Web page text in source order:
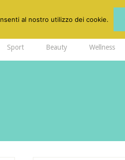
Sport Beauty Wellness
al nostro utilizzo dei cookie.